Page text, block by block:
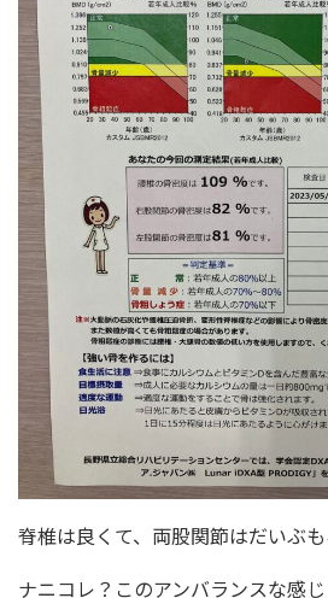
脊椎は良くて、両股関節はだいぶ
ナニコレ？このアンバランスな感じ